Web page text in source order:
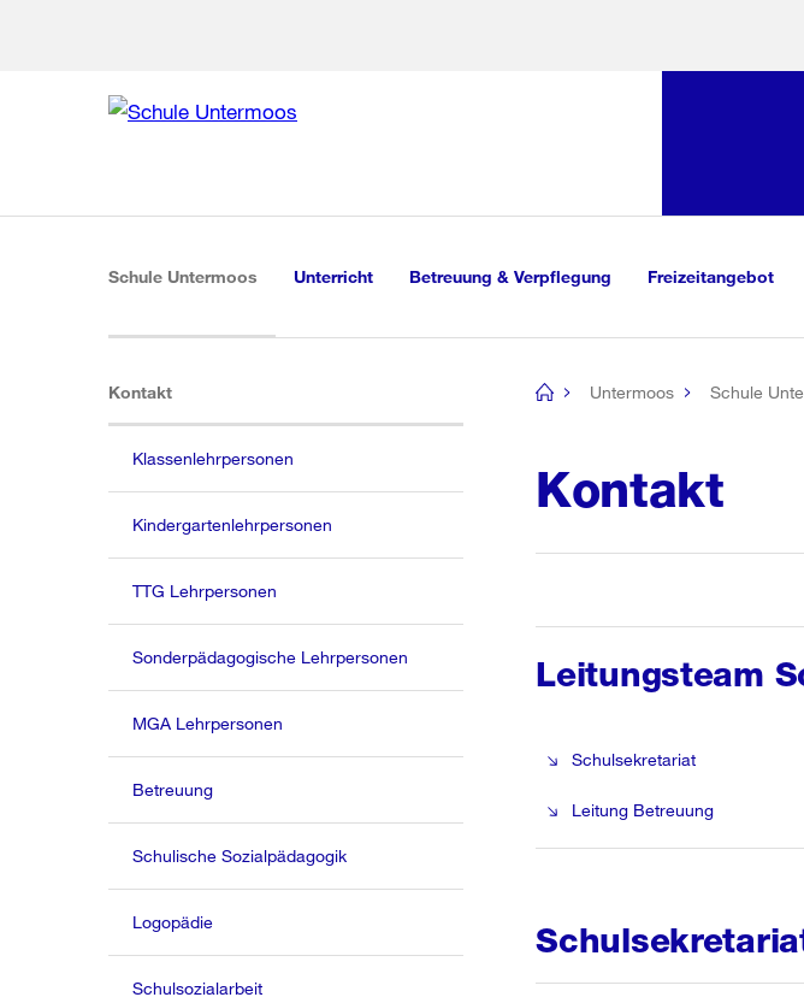
Navigation
Schule Untermoos (aktiv)Unterricht Betreuung & Verpflegung Freizeitangebot
[no
Untermoos Schule
Kontakt
Leitungsteam
Schulsekretariat
Leitung Betreuung
Kontakt(aktiv)
Klassenlehrpersonen
Kindergartenlehrpersonen
TTG Lehrpersonen
Sonderpädagogische Lehrpersonen
MGA Lehrpersonen
Betreuung
Schulische Sozialpädagogik
Logopädie
Schulsozialarbeit